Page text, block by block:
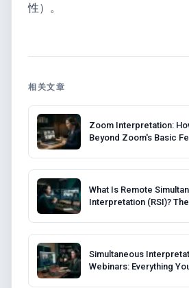
性）。
相关文章
Zoom Interpretation:
Beyond Zoom's Basic
What Is Remote
Interpretation (RSI)?
Simultaneous
Webinars: Everything